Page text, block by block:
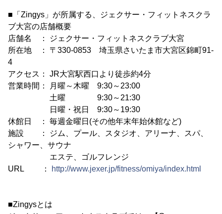
■「Zingys」が所属する、ジェクサー・フィットネスクラ
ブ大宮の店舗概要
店舗名 ： ジェクサー・フィットネスクラブ大宮
所在地 ： 〒330-0853 埼玉県さいたま市大宮区錦町91-
4
アクセス： JR大宮駅西口より徒歩約4分
営業時間： 月曜～木曜 9:30～23:00
土曜 9:30～21:30
日曜・祝日 9:30～19:30
休館日 ： 毎週金曜日(その他年末年始休館など)
施設 ： ジム、プール、スタジオ、アリーナ、スパ、
シャワー、サウナ
エステ、ゴルフレンジ
URL ：
http://www.jexer.jp/fitness/omiya/index.html
■Zingysとは